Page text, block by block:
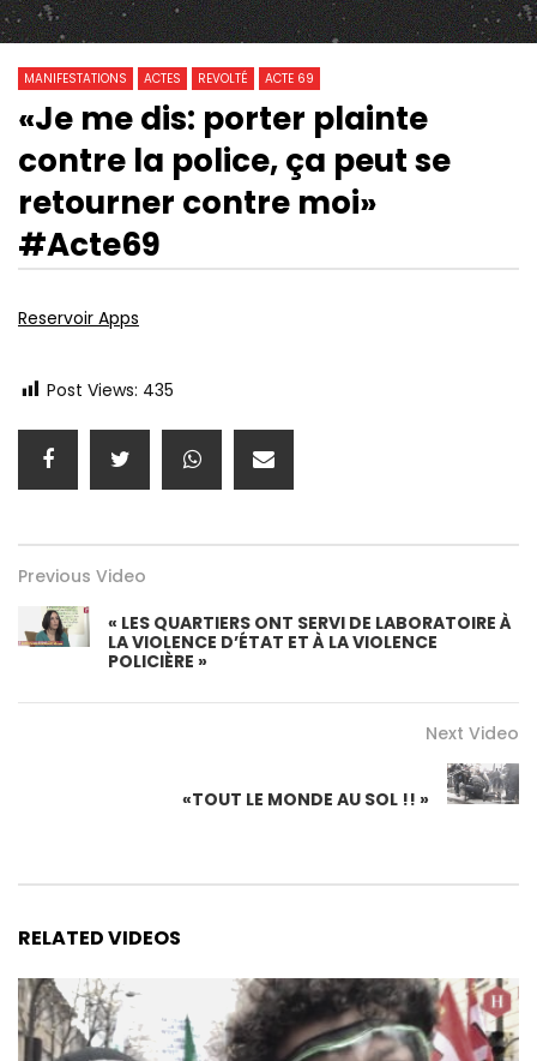
0 0
Watch Later
#STOPLOIGLOBALE. LA LIBERTÉ DE
MANIFESTER EST EN DANGER
ALEXANDRE
RIGOLENT CE SONT
BLOCS QU’ON
MANIFESTATIONS ACTES REVOLTÉ ACTE 69
«Je me dis: porter plainte
contre la police, ça peut se
retourner contre moi»
#Acte69
Reservoir Apps
Post Views: 435
Previous Video
« LES QUARTIERS ONT SERVI DE LABORATOIRE À
LA VIOLENCE D’ÉTAT ET À LA VIOLENCE
POLICIÈRE »
Next Video
«TOUT LE MONDE AU SOL !! »
RELATED VIDEOS